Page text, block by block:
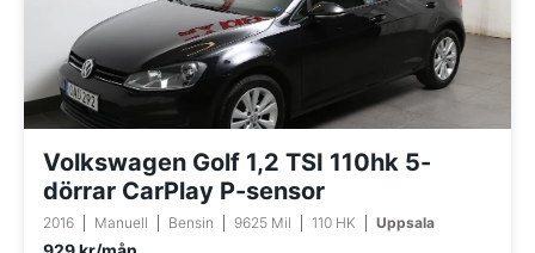
Volkswagen Golf 1,2 TSI 110hk 5-
dörrar CarPlay P-sensor
2016 Manuell Bensin 9625 Mil 110 HK Uppsala